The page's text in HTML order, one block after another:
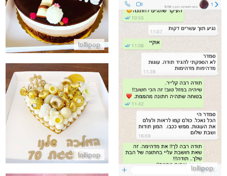
lollipop
התקשר/י
lollipop
ביקורות מלקוחות לעוגה מדהימה
התקשר/י
lollipop
עוגת יום הולדת לב עם שוקולדים
התקשר/י